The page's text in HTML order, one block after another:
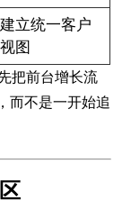
建立统一客户
视图
把前台增长流
而不是一开始追